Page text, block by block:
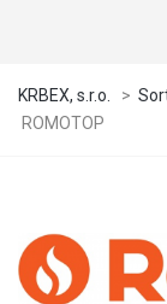
KRBEX, s.r.o. >
ROMOTOP